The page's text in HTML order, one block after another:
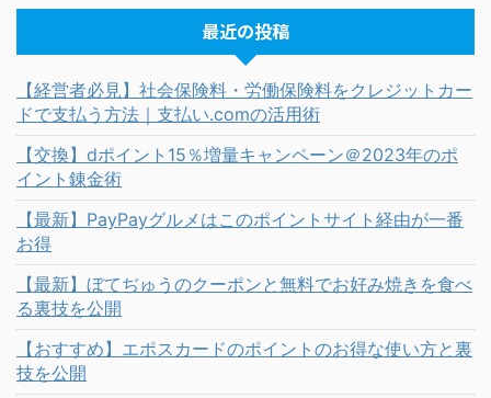
最近の投稿
【経営者必見】社会保険料・労働保険料をクレジットカー
ドで支払う方法｜支払い.comの活用術
【交換】dポイント15％増量キャンペーン＠2023年のポ
イント錬金術
【最新】PayPayグルメはこのポイントサイト経由が一番
お得
【最新】ぼてぢゅうのクーポンと無料でお好み焼きを食べ
る裏技を公開
【おすすめ】エポスカードのポイントのお得な使い方と裏
技を公開